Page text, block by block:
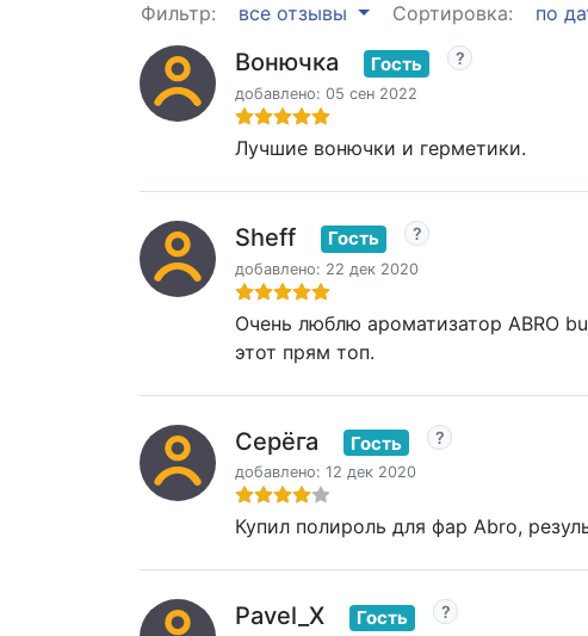
Фильтр: все отзывы Сортировка: по
Вонючка Гость
добавлено: 05 сен 2022
Лучшие вонючки и герметики.
Sheff Гость
добавлено: 22 дек 2020
Очень люблю ароматизатор ABRO
этот прям топ.
Серёга Гость
добавлено: 12 дек 2020
Купил полироль для фар Abro,
Pavel_X Гость